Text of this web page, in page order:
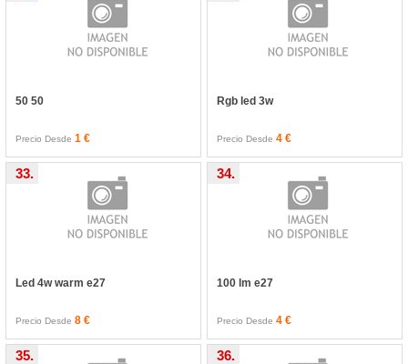
50 50
Precio Desde1 €
Rgb led 3w
Precio Desde 4 €
Led 4w warm e27
33.
Precio Desde8 €
100 lm e27
34.
Precio Desde 4 €
35. 36.